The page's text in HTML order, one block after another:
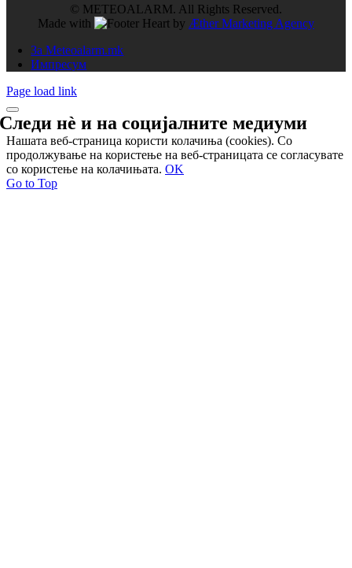
© METEOALARM. All Rights Reserved.
Made with
by Æther Marketing Agency
За Meteoalarm.mk
Импресум
Page load link
Следи нѐ и насоцијалните медиуми
Нашата веб-страница користи колачиња (cookies). Со
продолжување на користење на веб-страницата се согласувате
со користење на колачињата. OK
Go to Top